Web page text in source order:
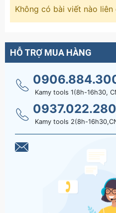
Đầu bấm:
Hỗ trợ bấm các đầu
với chuẩn RJ10 (4P),
Cơ chế bấm mạnh mẽ,
gắn chặt, tạo kết nối ổn
Hãy liên hệ với
9003 rj10/rj11/rj12/rj45,
Không có bài viết nào liên
HỖ TRỢ MUA HÀNG
Kamy tools 1(8h-16h30,
0937.022.280
Kamy tools 2(8h-